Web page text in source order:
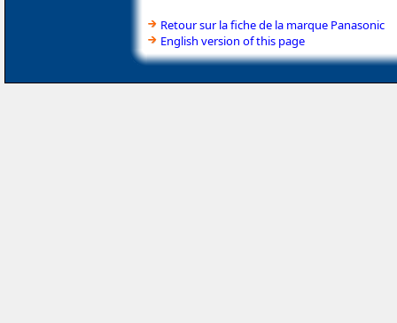
Retour sur la fiche de la marque Panasonic
English version of this page